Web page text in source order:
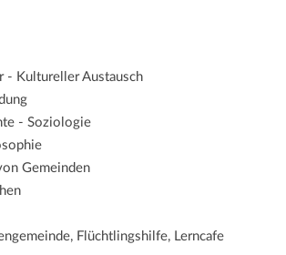
- Kultureller Austausch
- Soziologie
Gemeinden
Flüchtlingshilfe, Lerncafe